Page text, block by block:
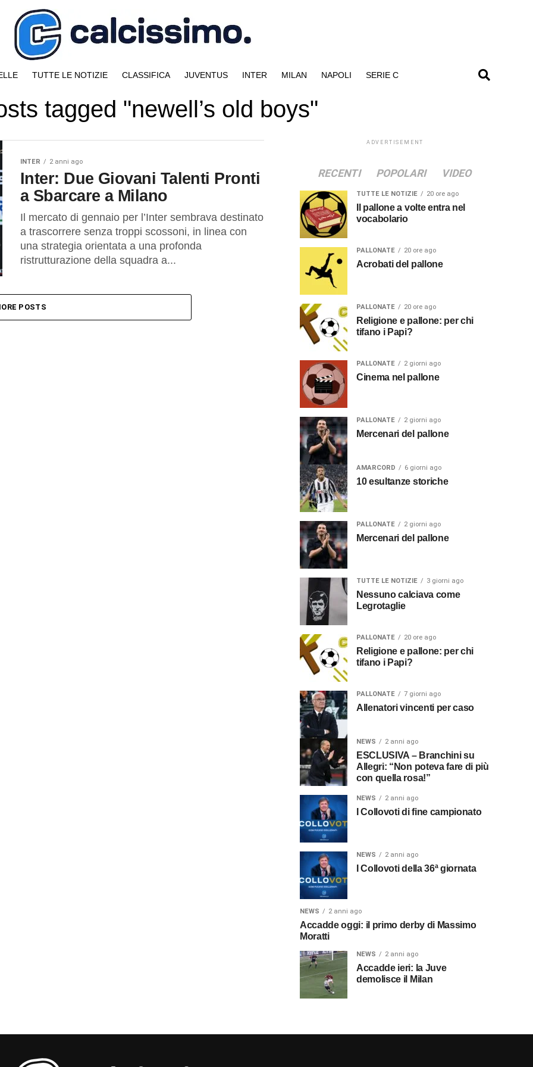
TUTTE LE NOTIZIE CLASSIFICA JUVENTUS INTER MILAN NAPOLI SERIE C
tagged "newell’s old boys"
INTER 2 anni ago
Inter: Due Giovani Talenti Pronti
a Sbarcare a Milano
Il mercato di gennaio per l’Inter sembrava destinato
a trascorrere senza troppi scossoni, in linea con
una strategia orientata a una profonda
ristrutturazione della squadra a...
POSTS
ADVERTISEMENT
RECENTI POPOLARI VIDEO
TUTTE LE NOTIZIE 20 ore ago
Il pallone a volte entra nel
vocabolario
PALLONATE 20 ore ago
Acrobati del pallone
PALLONATE 20 ore ago
Religione e pallone: per chi
tifano i Papi?
PALLONATE 2 giorni ago
Cinema nel pallone
PALLONATE 2 giorni ago
Mercenari del pallone
AMARCORD 6 giorni ago
10 esultanze storiche
PALLONATE 2 giorni ago
Mercenari del pallone
TUTTE LE NOTIZIE 3 giorni ago
Nessuno calciava come
Legrotaglie
PALLONATE 20 ore ago
Religione e pallone: per chi
tifano i Papi?
PALLONATE 7 giorni ago
Allenatori vincenti per caso
NEWS 2 anni ago
ESCLUSIVA – Branchini su
Allegri: “Non poteva fare di più
con quella rosa!”
NEWS 2 anni ago
I Collovoti di fine campionato
NEWS 2 anni ago
I Collovoti della 36ª giornata
NEWS 2 anni ago
Accadde oggi: il primo derby di Massimo
Moratti
NEWS 2 anni ago
Accadde ieri: la Juve
demolisce il Milan